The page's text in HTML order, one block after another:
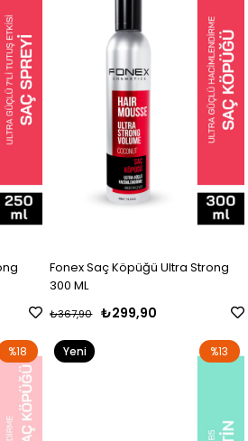
Fonex Saç Köpüğü Ultra Strong
300 ML
₺299,90
₺367,90
%18 %13
Yeni